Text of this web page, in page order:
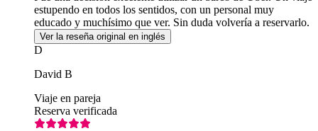
estupendo en todos los sentidos, con un personal muy
educado y muchísimo que ver. Sin duda volvería a reservarlo.
Ver la reseña original en inglés
D
David B
Viaje en pareja
Reserva verificada